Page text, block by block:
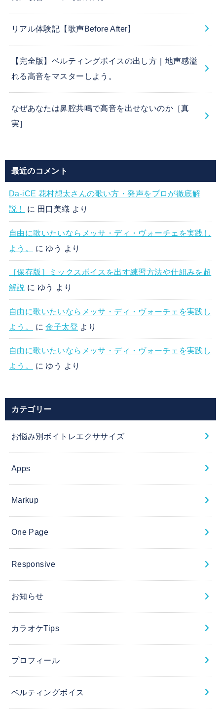
リアル体験記【歌声Before After】
【完全版】ベルティングボイスの出し方｜地声感溢
れる高音をマスターしよう。
なぜあなたは鼻腔共鳴で高音を出せないのか［真
実］
最近のコメント
Da-iCE 花村想太さんの歌い方・発声をプロが徹底解
説！
に 田口美織 より
自由に歌いたいならメッサ・ディ・ヴォーチェを実践し
よう。
に ゆう より
［保存版］ミックスボイスを出す練習方法や仕組みを超
解説 に ゆう より
自由に歌いたいならメッサ・ディ・ヴォーチェを実践し
よう。
に金子太登 より
自由に歌いたいならメッサ・ディ・ヴォーチェを実践し
よう。
に ゆう より
カテゴリー
お悩み別ボイトレエクササイズ
Apps
Markup
One Page
Responsive
お知らせ
カラオケTips
プロフィール
ベルティングボイス